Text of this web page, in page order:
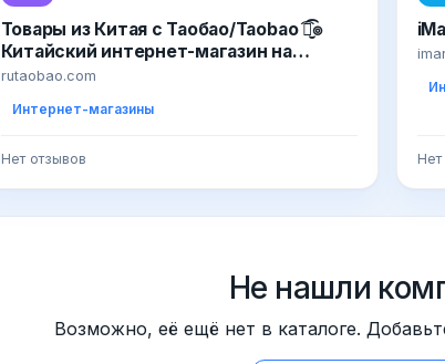
Товары из Китая с Таобао/Taobao ͡๏̮͡๏
Китайский интернет-магазин на
русском языке №➊. Каталоги с ценами
Aliexpress и Alibaba, и с бесплатной
rutaobao.com
Интернет-магазины
Нет отзывов Нет
Не нашли
Возможно, её ещё нет в каталоге.